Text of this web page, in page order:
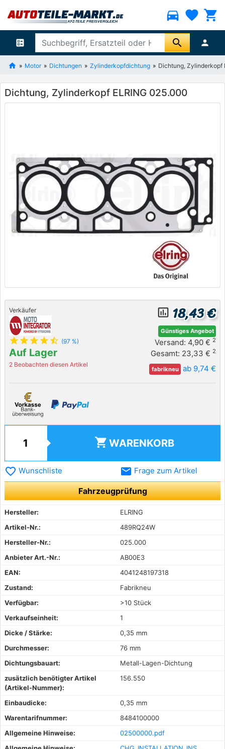
directions_car favorite shopping_cart
ballot search person
Motor Dichtungen Zylinderkopfdichtung Dichtung, Zylinderkopf
Dichtung, Zylinderkopf ELRING 025.000
Verkäufer
star star star star star_half (97 %)
Auf Lager
2 Beobachten diesen Artikel
insert_chart_outlined 18,43 €
Günstiges Angebot
Versand: 4,90 € 2
Gesamt: 23,33 € 2
fabrikneu ab 9,74 €
shopping_cart WARENKORB
favorite_border Wunschliste email Frage zum Artikel
Fahrzeugprüfung
Hersteller:
ELRING
Artikel-Nr.:
489RQ24W
Hersteller-Nr.:
025.000
Anbieter Art.-Nr.:
AB00E3
EAN:
4041248197318
Zustand:
Fabrikneu
Verfügbar:
>10 Stück
Verkaufseinheit:
1
Dicke / Stärke:
0,35 mm
Durchmesser:
76 mm
Dichtungsbauart:
Metall-Lagen-Dichtung
zusätzlich benötigter Artikel
(Artikel-Nummer):
156.550
Einbaudicke:
0,35 mm
Warentarifnummer:
8484100000
Allgemeine Hinweise:
02500000.pdf